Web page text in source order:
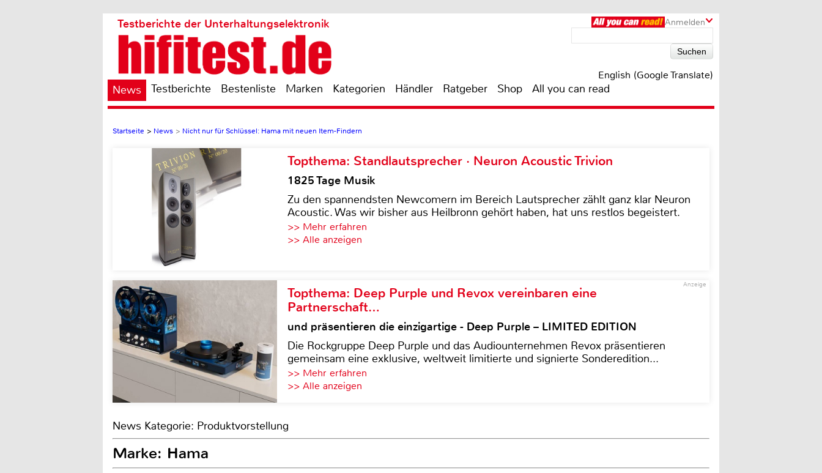
Anmelden
Testberichte der Unterhaltungselektronik
English (Google Translate)
News Testberichte Bestenliste Marken Kategorien Händler Ratgeber Shop All you can read
Startseite > News > Nicht nur für Schlüssel: Hama mit neuen Item-Findern
Topthema: Standlautsprecher · Neuron Acoustic Trivion
1825 Tage Musik
Zu den spannendsten Newcomern im Bereich Lautsprecher zählt ganz klar Neuron
Acoustic. Was wir bisher aus Heilbronn gehört haben, hat uns restlos begeistert.
>> Mehr erfahren
>> Alle anzeigen
Anzeige
Topthema: Deep Purple und Revox vereinbaren eine
Partnerschaft…
und präsentieren die einzigartige - Deep Purple – LIMITED EDITION
Die Rockgruppe Deep Purple und das Audiounternehmen Revox präsentieren
gemeinsam eine exklusive, weltweit limitierte und signierte Sonderedition...
>> Mehr erfahren
>> Alle anzeigen
News Kategorie: Produktvorstellung
Marke: Hama